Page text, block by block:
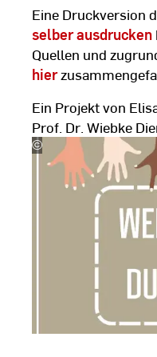
Eine Druckversion
selber ausdrucken
Quellen und
hier
Ein Projekt von
Prof. Dr. Wiebke
©
Prof.
Dr.
Wiebke
Dierkes